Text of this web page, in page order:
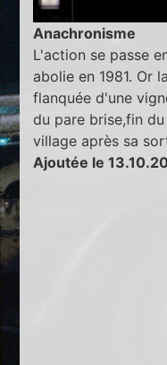
Anachronisme
L'action se passe
abolie en 1981. Or
flanquée d'une
du pare brise,fin
village après sa
Ajoutée le